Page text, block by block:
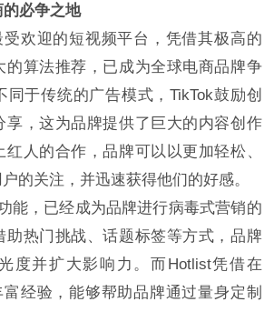
必争之地
受欢迎的短视频平台，凭借其极高的
的算法推荐，已成为全球电商品牌争
同于传统的广告模式，TikTok鼓励创
享，这为品牌提供了巨大的内容创作
人的合作，品牌可以以更加轻松、
的关注，并迅速获得他们的好感。
能，已经成为品牌进行病毒式营销的
助热门挑战、话题标签等方式，品牌
度并扩大影响力。而Hotlist凭借在
富经验，能够帮助品牌通过量身定制